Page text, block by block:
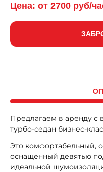
Цена: от 2700 руб/
Предлагаем в аренду
турбо-седан бизнес-
Это комфортабельный,
оснащенный девятью
идеальной